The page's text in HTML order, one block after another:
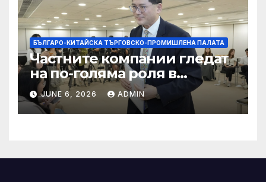
БЪЛГАРО-КИТАЙСКА ТЪРГОВСКО-ПРОМИШЛЕНА ПАЛАТА
Частните компании гледат
на по-голяма роля в
стратегическата
енергетика
JUNE 6, 2026 ADMIN